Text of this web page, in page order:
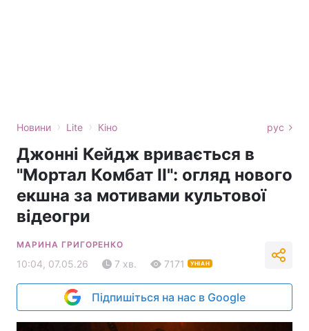
Новини › Lite › Кіно рус
Джонні Кейдж вривається в
"Мортал Комбат II": огляд нового
екшна за мотивами культової
відеогри
МАРИНА ГРИГОРЕНКО
10:04, 07.05.26 7 хв. 7171 УНІАН
Підпишіться на нас в Google